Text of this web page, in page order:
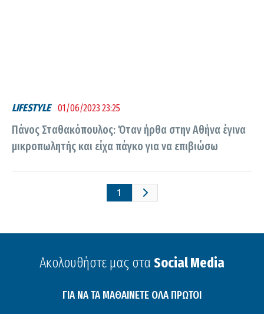
LIFESTYLE 01/06/2023 23:25
Πάνος Σταθακόπουλος: Όταν ήρθα στην Αθήνα έγινα
μικροπωλητής και είχα πάγκο για να επιβιώσω
1
Ακολουθήστε μας στα Social Media
ΓΙΑ ΝΑ ΤΑ ΜΑΘΑΙΝΕΤΕ ΟΛΑ ΠΡΩΤΟΙ